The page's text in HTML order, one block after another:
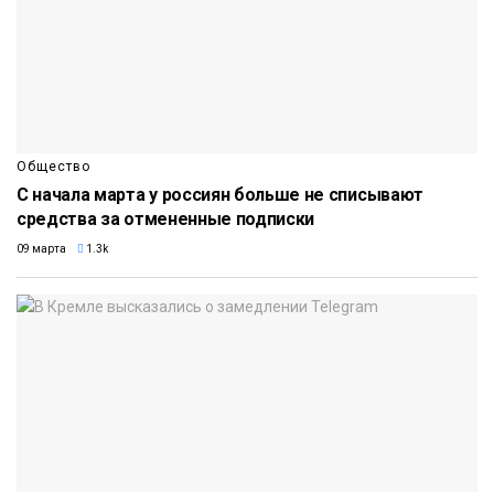
Общество
С начала марта у россиян больше не списывают
средства за отмененные подписки
09 марта 1.3k